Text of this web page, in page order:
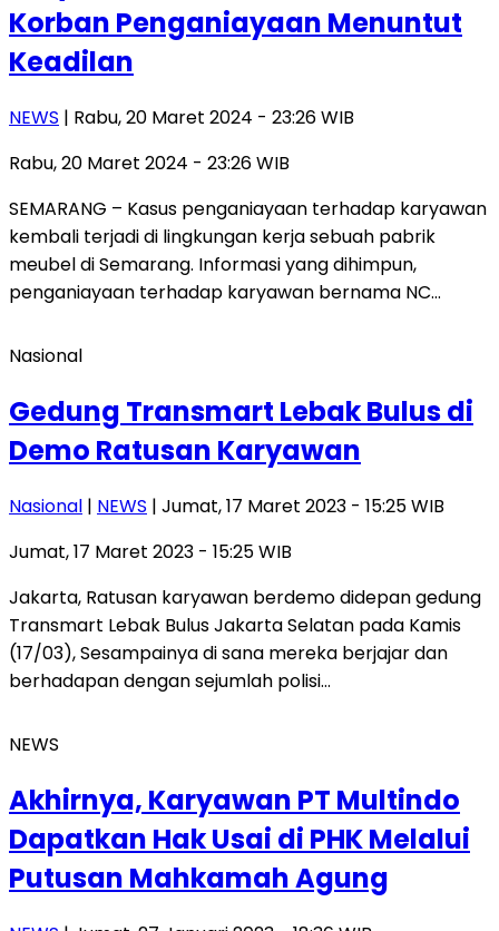
Korban Penganiayaan Menuntut
Keadilan
NEWS | Rabu, 20 Maret 2024 - 23:26 WIB
Rabu, 20 Maret 2024 - 23:26 WIB
SEMARANG – Kasus penganiayaan terhadap karyawan
kembali terjadi di lingkungan kerja sebuah pabrik
meubel di Semarang. Informasi yang dihimpun,
penganiayaan terhadap karyawan bernama NC…
Nasional
Gedung Transmart Lebak Bulus di
Demo Ratusan Karyawan
Nasional | NEWS | Jumat, 17 Maret 2023 - 15:25 WIB
Jumat, 17 Maret 2023 - 15:25 WIB
Jakarta, Ratusan karyawan berdemo didepan gedung
Transmart Lebak Bulus Jakarta Selatan pada Kamis
(17/03), Sesampainya di sana mereka berjajar dan
berhadapan dengan sejumlah polisi…
NEWS
Akhirnya, Karyawan PT Multindo
Dapatkan Hak Usai di PHK Melalui
Putusan Mahkamah Agung